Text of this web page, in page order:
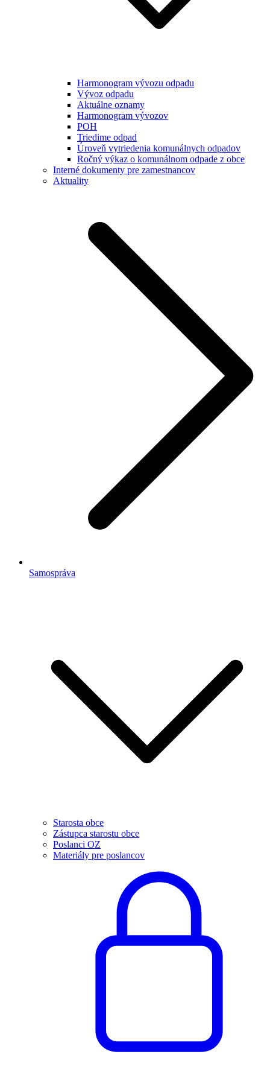
Harmonogram vývozu odpadu
Vývoz odpadu
Aktuálne oznamy
Harmonogram vývozov
POH
Triedime odpad
Úroveň vytriedenia komunálnych odpadov
Ročný výkaz o komunálnom odpade z obce
Interné dokumenty pre zamestnancov
Aktuality
Samospráva
Starosta obce
Zástupca starostu obce
Poslanci OZ
Materiály pre poslancov